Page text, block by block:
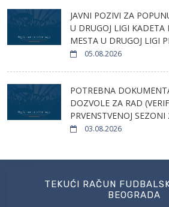
JAVNI POZIVI ZA
U DRUGOJ LIGI KADETA
MESTA U DRUGOJ LIGI
05.08.2026
POTREBNA
DOZVOLE ZA RAD
PRVENSTVENOJ
03.08.2026
TEKUĆI RAČUN
BEOGRADA